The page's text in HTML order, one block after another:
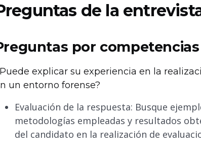
de la
por competencias
explicar su experiencia en la
un entorno forense?
Evaluación de la respuesta: Busque
metodologías empleadas y resultados
del candidato en la realización de